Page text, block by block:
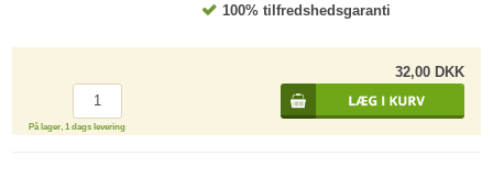
100% tilfredshedsgaranti
32,00 DKK
På lager, 1 dags levering